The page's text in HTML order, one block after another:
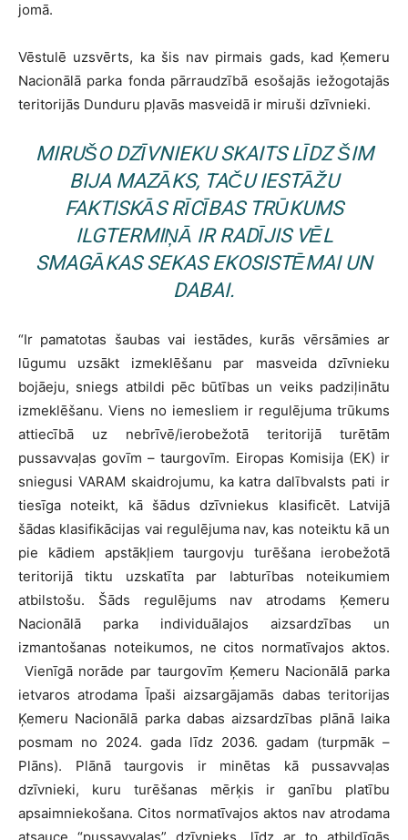
jomā.
Vēstulē uzsvērts, ka šis nav pirmais gads, kad Ķemeru
Nacionālā parka fonda pārraudzībā esošajās iežogotajās
teritorijās Dunduru pļavās masveidā ir miruši dzīvnieki.
MIRUŠO DZĪVNIEKU SKAITS LĪDZ ŠIM
BIJA MAZĀKS, TAČU IESTĀŽU
FAKTISKĀS RĪCĪBAS TRŪKUMS
ILGTERMIŅĀ IR RADĪJIS VĒL
SMAGĀKAS SEKAS EKOSISTĒMAI UN
DABAI.
“Ir pamatotas šaubas vai iestādes, kurās vērsāmies ar
lūgumu uzsākt izmeklēšanu par masveida dzīvnieku
bojāeju, sniegs atbildi pēc būtības un veiks padziļinātu
izmeklēšanu. Viens no iemesliem ir regulējuma trūkums
attiecībā uz nebrīvē/ierobežotā teritorijā turētām
pussavvaļas govīm – taurgovīm. Eiropas Komisija (EK) ir
sniegusi VARAM skaidrojumu, ka katra dalībvalsts pati ir
tiesīga noteikt, kā šādus dzīvniekus klasificēt. Latvijā
šādas klasifikācijas vai regulējuma nav, kas noteiktu kā un
pie kādiem apstākļiem taurgovju turēšana ierobežotā
teritorijā tiktu uzskatīta par labturības noteikumiem
atbilstošu. Šāds regulējums nav atrodams Ķemeru
Nacionālā parka individuālajos aizsardzības un
izmantošanas noteikumos, ne citos normatīvajos aktos.
Vienīgā norāde par taurgovīm Ķemeru Nacionālā parka
ietvaros atrodama Īpaši aizsargājamās dabas teritorijas
Ķemeru Nacionālā parka dabas aizsardzības plānā laika
posmam no 2024. gada līdz 2036. gadam (turpmāk –
Plāns). Plānā taurgovis ir minētas kā pussavvaļas
dzīvnieki, kuru turēšanas mērķis ir ganību platību
apsaimniekošana. Citos normatīvajos aktos nav atrodama